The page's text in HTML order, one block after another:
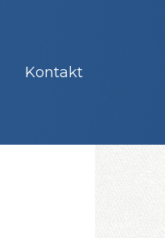
Kontakt